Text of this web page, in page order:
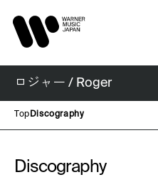
ロジャー / Roger
Top Discography
Discography